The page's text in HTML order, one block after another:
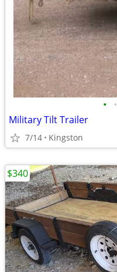
• •
Military Tilt Trailer
7/14 Kingston
$340